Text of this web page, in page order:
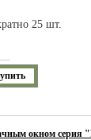
25 шт.
окном серия